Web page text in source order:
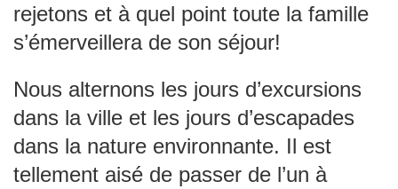
rejetons et à quel point toute la famille
s’émerveillera de son séjour!
Nous alternons les jours d’excursions
dans la ville et les jours d’escapades
dans la nature environnante. Il est
tellement aisé de passer de l’un à